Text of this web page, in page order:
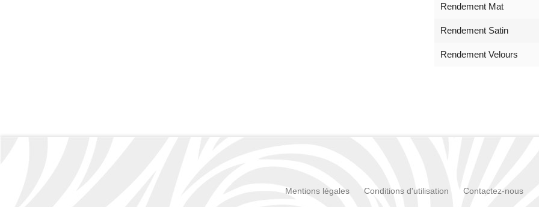
Rendement Mat
Rendement Satin
Rendement Velours
Mentions légales Conditions d'utilisation Contactez-nous